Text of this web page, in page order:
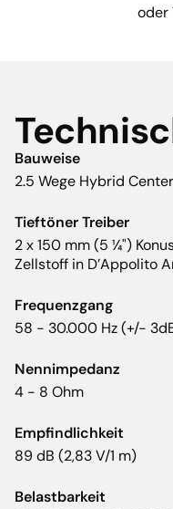
oder
Bauweise
2.5 Wege Hybrid
Tieftöner Treiber
2 x 150 mm (5 ¼")
Zellstoff in D’Appolito
Frequenzgang
58 - 30.000 Hz (+/-
Nennimpedanz
4 - 8 Ohm
Empfindlichkeit
89 dB (2,83 V/1 m)
Belastbarkeit